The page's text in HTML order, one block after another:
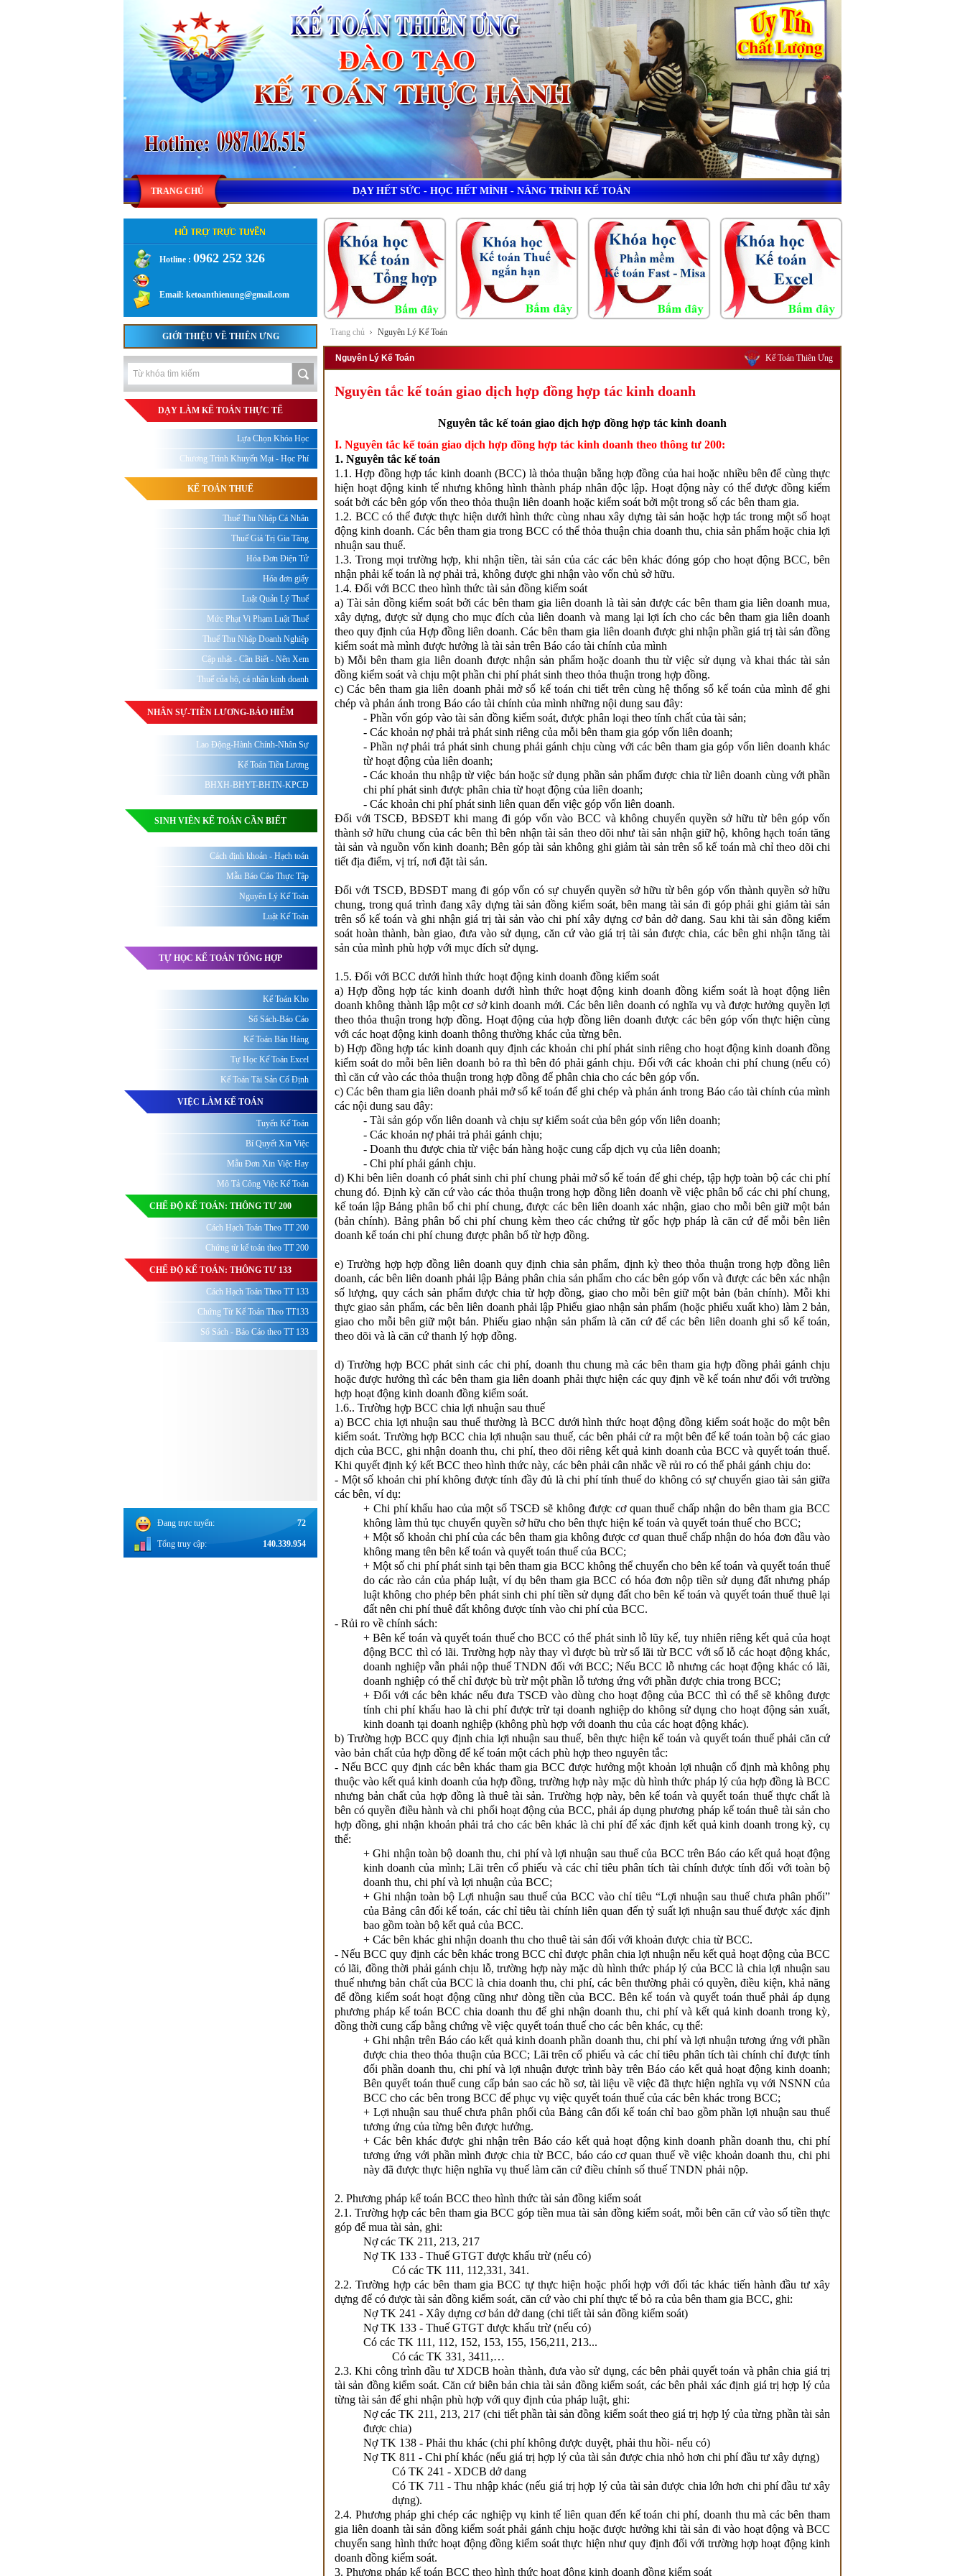
DẠY HẾT SỨC - HỌC HẾT MÌNH - NÂNG TRÌNH KẾ TOÁN
TRANG CHỦ
Trang chủ Nguyên Lý Kế Toán
Nguyên Lý Kế Toán Kế Toán Thiên Ưng
Nguyên tắc kế toán giao dịch hợp đồng hợp tác kinh doanh
Nguyên tắc kế toán giao dịch hợp đồng hợp tác kinh doanh
I. Nguyên tắc kế toán giao dịch hợp đồng hợp tác kinh doanh theo thông tư 200:
1. Nguyên tắc kế toán
1.1. Hợp đồng hợp tác kinh doanh (BCC) là thỏa thuận bằng hợp đồng của hai hoặc nhiều bên để cùng thực
hiện hoạt động kinh tế nhưng không hình thành pháp nhân độc lập. Hoạt động này có thể được đồng kiểm
soát bởi các bên góp vốn theo thỏa thuận liên doanh hoặc kiểm soát bởi một trong số các bên tham gia.
1.2. BCC có thể được thực hiện dưới hình thức cùng nhau xây dựng tài sản hoặc hợp tác trong một số hoạt
động kinh doanh. Các bên tham gia trong BCC có thể thỏa thuận chia doanh thu, chia sản phẩm hoặc chia lợi
nhuận sau thuế.
1.3. Trong mọi trường hợp, khi nhận tiền, tài sản của các các bên khác đóng góp cho hoạt động BCC, bên
nhận phải kế toán là nợ phải trả, không được ghi nhận vào vốn chủ sở hữu.
1.4. Đối với BCC theo hình thức tài sản đồng kiểm soát
a) Tài sản đồng kiểm soát bởi các bên tham gia liên doanh là tài sản được các bên tham gia liên doanh mua,
xây dựng, được sử dụng cho mục đích của liên doanh và mang lại lợi ích cho các bên tham gia liên doanh
theo quy định của Hợp đồng liên doanh. Các bên tham gia liên doanh được ghi nhận phần giá trị tài sản đồng
kiểm soát mà mình được hưởng là tài sản trên Báo cáo tài chính của mình
b) Mỗi bên tham gia liên doanh được nhận sản phẩm hoặc doanh thu từ việc sử dụng và khai thác tài sản
đồng kiểm soát và chịu một phần chi phí phát sinh theo thỏa thuận trong hợp đồng.
c) Các bên tham gia liên doanh phải mở sổ kế toán chi tiết trên cùng hệ thống sổ kế toán của mình để ghi
chép và phản ánh trong Báo cáo tài chính của mình những nội dung sau đây:
- Phần vốn góp vào tài sản đồng kiểm soát, được phân loại theo tính chất của tài sản;
- Các khoản nợ phải trả phát sinh riêng của mỗi bên tham gia góp vốn liên doanh;
- Phần nợ phải trả phát sinh chung phải gánh chịu cùng với các bên tham gia góp vốn liên doanh khác
từ hoạt động của liên doanh;
- Các khoản thu nhập từ việc bán hoặc sử dụng phần sản phẩm được chia từ liên doanh cùng với phần
chi phí phát sinh được phân chia từ hoạt động của liên doanh;
- Các khoản chi phí phát sinh liên quan đến việc góp vốn liên doanh.
Đối với TSCĐ, BĐSĐT khi mang đi góp vốn vào BCC và không chuyển quyền sở hữu từ bên góp vốn
thành sở hữu chung của các bên thì bên nhận tài sản theo dõi như tài sản nhận giữ hộ, không hạch toán tăng
tài sản và nguồn vốn kinh doanh; Bên góp tài sản không ghi giảm tài sản trên sổ kế toán mà chỉ theo dõi chi
tiết địa điểm, vị trí, nơi đặt tài sản.
Đối với TSCĐ, BĐSĐT mang đi góp vốn có sự chuyển quyền sở hữu từ bên góp vốn thành quyền sở hữu
chung, trong quá trình đang xây dựng tài sản đồng kiểm soát, bên mang tài sản đi góp phải ghi giảm tài sản
trên sổ kế toán và ghi nhận giá trị tài sản vào chi phí xây dựng cơ bản dở dang. Sau khi tài sản đồng kiểm
soát hoàn thành, bàn giao, đưa vào sử dụng, căn cứ vào giá trị tài sản được chia, các bên ghi nhận tăng tài
sản của mình phù hợp với mục đích sử dụng.
1.5. Đối với BCC dưới hình thức hoạt động kinh doanh đồng kiểm soát
a) Hợp đồng hợp tác kinh doanh dưới hình thức hoạt động kinh doanh đồng kiểm soát là hoạt động liên
doanh không thành lập một cơ sở kinh doanh mới. Các bên liên doanh có nghĩa vụ và được hưởng quyền lợi
theo thỏa thuận trong hợp đồng. Hoạt động của hợp đồng liên doanh được các bên góp vốn thực hiện cùng
với các hoạt động kinh doanh thông thường khác của từng bên.
b) Hợp đồng hợp tác kinh doanh quy định các khoản chi phí phát sinh riêng cho hoạt động kinh doanh đồng
kiểm soát do mỗi bên liên doanh bỏ ra thì bên đó phải gánh chịu. Đối với các khoản chi phí chung (nếu có)
thì căn cứ vào các thỏa thuận trong hợp đồng để phân chia cho các bên góp vốn.
c) Các bên tham gia liên doanh phải mở sổ kế toán để ghi chép và phản ánh trong Báo cáo tài chính của mình
các nội dung sau đây:
- Tài sản góp vốn liên doanh và chịu sự kiểm soát của bên góp vốn liên doanh;
- Các khoản nợ phải trả phải gánh chịu;
- Doanh thu được chia từ việc bán hàng hoặc cung cấp dịch vụ của liên doanh;
- Chi phí phải gánh chịu.
d) Khi bên liên doanh có phát sinh chi phí chung phải mở sổ kế toán để ghi chép, tập hợp toàn bộ các chi phí
chung đó. Định kỳ căn cứ vào các thỏa thuận trong hợp đồng liên doanh về việc phân bổ các chi phí chung,
kế toán lập Bảng phân bổ chi phí chung, được các bên liên doanh xác nhận, giao cho mỗi bên giữ một bản
(bản chính). Bảng phân bổ chi phí chung kèm theo các chứng từ gốc hợp pháp là căn cứ để mỗi bên liên
doanh kế toán chi phí chung được phân bổ từ hợp đồng.
e) Trường hợp hợp đồng liên doanh quy định chia sản phẩm, định kỳ theo thỏa thuận trong hợp đồng liên
doanh, các bên liên doanh phải lập Bảng phân chia sản phẩm cho các bên góp vốn và được các bên xác nhận
số lượng, quy cách sản phẩm được chia từ hợp đồng, giao cho mỗi bên giữ một bản (bản chính). Mỗi khi
thực giao sản phẩm, các bên liên doanh phải lập Phiếu giao nhận sản phẩm (hoặc phiếu xuất kho) làm 2 bản,
giao cho mỗi bên giữ một bản. Phiếu giao nhận sản phẩm là căn cứ để các bên liên doanh ghi sổ kế toán,
theo dõi và là căn cứ thanh lý hợp đồng.
d) Trường hợp BCC phát sinh các chi phí, doanh thu chung mà các bên tham gia hợp đồng phải gánh chịu
hoặc được hưởng thì các bên tham gia liên doanh phải thực hiện các quy định về kế toán như đối với trường
hợp hoạt động kinh doanh đồng kiểm soát.
1.6.. Trường hợp BCC chia lợi nhuận sau thuế
a) BCC chia lợi nhuận sau thuế thường là BCC dưới hình thức hoạt động đồng kiểm soát hoặc do một bên
kiểm soát. Trường hợp BCC chia lợi nhuận sau thuế, các bên phải cử ra một bên để kế toán toàn bộ các giao
dịch của BCC, ghi nhận doanh thu, chi phí, theo dõi riêng kết quả kinh doanh của BCC và quyết toán thuế.
Khi quyết định ký kết BCC theo hình thức này, các bên phải cân nhắc về rủi ro có thể phải gánh chịu do:
- Một số khoản chi phí không được tính đầy đủ là chi phí tính thuế do không có sự chuyển giao tài sản giữa
các bên, ví dụ:
+ Chi phí khấu hao của một số TSCĐ sẽ không được cơ quan thuế chấp nhận do bên tham gia BCC
không làm thủ tục chuyển quyền sở hữu cho bên thực hiện kế toán và quyết toán thuế cho BCC;
+ Một số khoản chi phí của các bên tham gia không được cơ quan thuế chấp nhận do hóa đơn đầu vào
không mang tên bên kế toán và quyết toán thuế của BCC;
+ Một số chi phí phát sinh tại bên tham gia BCC không thể chuyển cho bên kế toán và quyết toán thuế
do các rào cản của pháp luật, ví dụ bên tham gia BCC có hóa đơn nộp tiền sử dụng đất nhưng pháp
luật không cho phép bên phát sinh chi phí tiền sử dụng đất cho bên kế toán và quyết toán thuế thuê lại
đất nên chi phí thuê đất không được tính vào chi phí của BCC.
- Rủi ro về chính sách:
+ Bên kế toán và quyết toán thuế cho BCC có thể phát sinh lỗ lũy kế, tuy nhiên riêng kết quả của hoạt
động BCC thì có lãi. Trường hợp này thay vì được bù trừ số lãi từ BCC với số lỗ các hoạt động khác,
doanh nghiệp vẫn phải nộp thuế TNDN đối với BCC; Nếu BCC lỗ nhưng các hoạt động khác có lãi,
doanh nghiệp có thể chỉ được bù trừ một phần lỗ tương ứng với phần được chia trong BCC;
+ Đối với các bên khác nếu đưa TSCĐ vào dùng cho hoạt động của BCC thì có thể sẽ không được
tính chi phí khấu hao là chi phí được trừ tại doanh nghiệp do không sử dụng cho hoạt động sản xuất,
kinh doanh tại doanh nghiệp (không phù hợp với doanh thu của các hoạt động khác).
b) Trường hợp BCC quy định chia lợi nhuận sau thuế, bên thực hiện kế toán và quyết toán thuế phải căn cứ
vào bản chất của hợp đồng để kế toán một cách phù hợp theo nguyên tắc:
- Nếu BCC quy định các bên khác tham gia BCC được hưởng một khoản lợi nhuận cố định mà không phụ
thuộc vào kết quả kinh doanh của hợp đồng, trường hợp này mặc dù hình thức pháp lý của hợp đồng là BCC
nhưng bản chất của hợp đồng là thuê tài sản. Trường hợp này, bên kế toán và quyết toán thuế thực chất là
bên có quyền điều hành và chi phối hoạt động của BCC, phải áp dụng phương pháp kế toán thuê tài sản cho
hợp đồng, ghi nhận khoản phải trả cho các bên khác là chi phí để xác định kết quả kinh doanh trong kỳ, cụ
thể:
+ Ghi nhận toàn bộ doanh thu, chi phí và lợi nhuận sau thuế của BCC trên Báo cáo kết quả hoạt động
kinh doanh của mình; Lãi trên cổ phiếu và các chỉ tiêu phân tích tài chính được tính đối với toàn bộ
doanh thu, chi phí và lợi nhuận của BCC;
+ Ghi nhận toàn bộ Lợi nhuận sau thuế của BCC vào chỉ tiêu “Lợi nhuận sau thuế chưa phân phối”
của Bảng cân đối kế toán, các chỉ tiêu tài chính liên quan đến tỷ suất lợi nhuận sau thuế được xác định
bao gồm toàn bộ kết quả của BCC.
+ Các bên khác ghi nhận doanh thu cho thuê tài sản đối với khoản được chia từ BCC.
- Nếu BCC quy định các bên khác trong BCC chỉ được phân chia lợi nhuận nếu kết quả hoạt động của BCC
có lãi, đồng thời phải gánh chịu lỗ, trường hợp này mặc dù hình thức pháp lý của BCC là chia lợi nhuận sau
thuế nhưng bản chất của BCC là chia doanh thu, chi phí, các bên thường phải có quyền, điều kiện, khả năng
để đồng kiểm soát hoạt động cũng như dòng tiền của BCC. Bên kế toán và quyết toán thuế phải áp dụng
phương pháp kế toán BCC chia doanh thu để ghi nhận doanh thu, chi phí và kết quả kinh doanh trong kỳ,
đồng thời cung cấp bằng chứng về việc quyết toán thuế cho các bên khác, cụ thể:
+ Ghi nhận trên Báo cáo kết quả kinh doanh phần doanh thu, chi phí và lợi nhuận tương ứng với phần
được chia theo thỏa thuận của BCC; Lãi trên cổ phiếu và các chỉ tiêu phân tích tài chính chỉ được tính
đối phần doanh thu, chi phí và lợi nhuận được trình bày trên Báo cáo kết quả hoạt động kinh doanh;
Bên quyết toán thuế cung cấp bản sao các hồ sơ, tài liệu về việc đã thực hiện nghĩa vụ với NSNN của
BCC cho các bên trong BCC để phục vụ việc quyết toán thuế của các bên khác trong BCC;
+ Lợi nhuận sau thuế chưa phân phối của Bảng cân đối kế toán chỉ bao gồm phần lợi nhuận sau thuế
tương ứng của từng bên được hưởng.
+ Các bên khác được ghi nhận trên Báo cáo kết quả hoạt động kinh doanh phần doanh thu, chi phí
tương ứng với phần mình được chia từ BCC, báo cáo cơ quan thuế về việc khoản doanh thu, chi phi
này đã được thực hiện nghĩa vụ thuế làm căn cứ điều chỉnh số thuế TNDN phải nộp.
2. Phương pháp kế toán BCC theo hình thức tài sản đồng kiểm soát
2.1. Trường hợp các bên tham gia BCC góp tiền mua tài sản đồng kiểm soát, mỗi bên căn cứ vào số tiền thực
góp để mua tài sản, ghi:
Nợ các TK 211, 213, 217
Nợ TK 133 - Thuế GTGT được khấu trừ (nếu có)
Có các TK 111, 112,331, 341.
2.2. Trường hợp các bên tham gia BCC tự thực hiện hoặc phối hợp với đối tác khác tiến hành đầu tư xây
dựng để có được tài sản đồng kiểm soát, căn cứ vào chi phí thực tế bỏ ra của bên tham gia BCC, ghi:
Nợ TK 241 - Xây dựng cơ bản dở dang (chi tiết tài sản đồng kiểm soát)
Nợ TK 133 - Thuế GTGT được khấu trừ (nếu có)
Có các TK 111, 112, 152, 153, 155, 156,211, 213...
Có các TK 331, 3411,…
2.3. Khi công trình đầu tư XDCB hoàn thành, đưa vào sử dụng, các bên phải quyết toán và phân chia giá trị
tài sản đồng kiểm soát. Căn cứ biên bản chia tài sản đồng kiểm soát, các bên phải xác định giá trị hợp lý của
từng tài sản để ghi nhận phù hợp với quy định của pháp luật, ghi:
Nợ các TK 211, 213, 217 (chi tiết phần tài sản đồng kiểm soát theo giá trị hợp lý của từng phần tài sản
được chia)
Nợ TK 138 - Phải thu khác (chi phí không được duyệt, phải thu hồi- nếu có)
Nợ TK 811 - Chi phí khác (nếu giá trị hợp lý của tài sản được chia nhỏ hơn chi phí đầu tư xây dựng)
Có TK 241 - XDCB dở dang
Có TK 711 - Thu nhập khác (nếu giá trị hợp lý của tài sản được chia lớn hơn chi phí đầu tư xây
dựng).
2.4. Phương pháp ghi chép các nghiệp vụ kinh tế liên quan đến kế toán chi phí, doanh thu mà các bên tham
gia liên doanh tài sản đồng kiểm soát phải gánh chịu hoặc được hưởng khi tài sản đi vào hoạt động và BCC
chuyển sang hình thức hoạt động đồng kiểm soát thực hiện như quy định đối với trường hợp hoạt động kinh
doanh đồng kiểm soát.
3. Phương pháp kế toán BCC theo hình thức hoạt động kinh doanh đồng kiểm soát
Hotline : 0962 252 326
.
Email: ketoanthienung@gmail.com
GIỚI THIỆU VỀ THIÊN ƯNG
DẠY LÀM KẾ TOÁN THỰC TẾ
Lựa Chọn Khóa Học
Chương Trình Khuyến Mại - Học Phí
KẾ TOÁN THUẾ
Thuế Thu Nhập Cá Nhân
Thuế Giá Trị Gia Tăng
Hóa Đơn Điện Tử
Hóa đơn giấy
Luật Quản Lý Thuế
Mức Phạt Vi Phạm Luật Thuế
Thuế Thu Nhập Doanh Nghiệp
Cập nhật - Cần Biết - Nên Xem
Thuế của hộ, cá nhân kinh doanh
NHÂN SỰ-TIỀN LƯƠNG-BẢO HIỂM
Lao Động-Hành Chính-Nhân Sự
Kế Toán Tiền Lương
BHXH-BHYT-BHTN-KPCĐ
SINH VIÊN KẾ TOÁN CẦN BIẾT
Cách định khoản - Hạch toán
Mẫu Báo Cáo Thực Tập
Nguyên Lý Kế Toán
Luật Kế Toán
TỰ HỌC KẾ TOÁN TỔNG HỢP
Kế Toán Kho
Sổ Sách-Báo Cáo
Kế Toán Bán Hàng
Tự Học Kế Toán Excel
Kế Toán Tài Sản Cố Định
VIỆC LÀM KẾ TOÁN
Tuyển Kế Toán
Bí Quyết Xin Việc
Mẫu Đơn Xin Việc Hay
Mô Tả Công Việc Kế Toán
CHẾ ĐỘ KẾ TOÁN: THÔNG TƯ 200
Cách Hạch Toán Theo TT 200
Chứng từ kế toán theo TT 200
CHẾ ĐỘ KẾ TOÁN: THÔNG TƯ 133
Cách Hạch Toán Theo TT 133
Chứng Từ Kế Toán Theo TT133
Sổ Sách - Báo Cáo theo TT 133
Đang trực tuyến: 72
Tổng truy cập: 140.339.954